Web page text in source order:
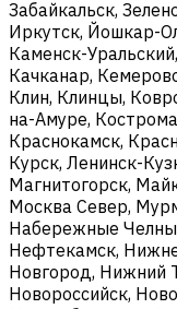
Забайкальск,
Иркутск, Йошкар-
Каменск-
Качканар,
Клин, Клинцы,
на-Амуре,
Краснокамск,
Курск, Ленинск-
Магнитогорск,
Москва Север,
Набережные
Нефтекамск,
Новгород, Нижний
Новороссийск,